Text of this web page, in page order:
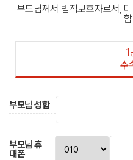
부모님께서 법적보호자로서,
1
수
부모님 성함
부모님 휴
대폰